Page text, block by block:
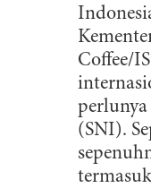
Coffee/
(SNI).